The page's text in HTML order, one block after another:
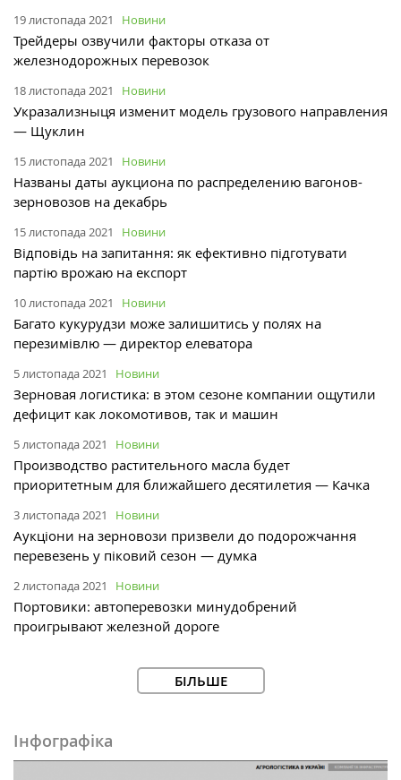
19 листопада 2021 Новини
Трейдеры озвучили факторы отказа от
железнодорожных перевозок
18 листопада 2021 Новини
Укразализныця изменит модель грузового направления
— Щуклин
15 листопада 2021 Новини
Названы даты аукциона по распределению вагонов-
зерновозов на декабрь
15 листопада 2021 Новини
Відповідь на запитання: як ефективно підготувати
партію врожаю на експорт
10 листопада 2021 Новини
Багато кукурудзи може залишитись у полях на
перезимівлю — директор елеватора
5 листопада 2021 Новини
Зерновая логистика: в этом сезоне компании ощутили
дефицит как локомотивов, так и машин
5 листопада 2021 Новини
Производство растительного масла будет
приоритетным для ближайшего десятилетия — Качка
3 листопада 2021 Новини
Аукціони на зерновози призвели до подорожчання
перевезень у піковий сезон — думка
2 листопада 2021 Новини
Портовики: автоперевозки минудобрений
проигрывают железной дороге
БІЛЬШЕ
Інфографіка